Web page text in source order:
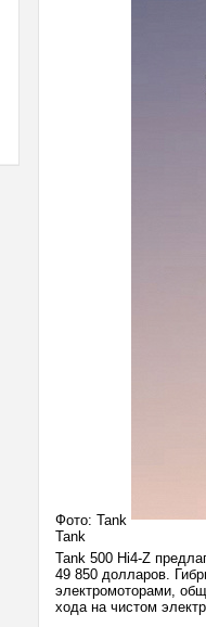
Фото: Tank
Tank
Tank 500 Hi4-Z
49 850 долларов.
электромоторами,
хода на чистом